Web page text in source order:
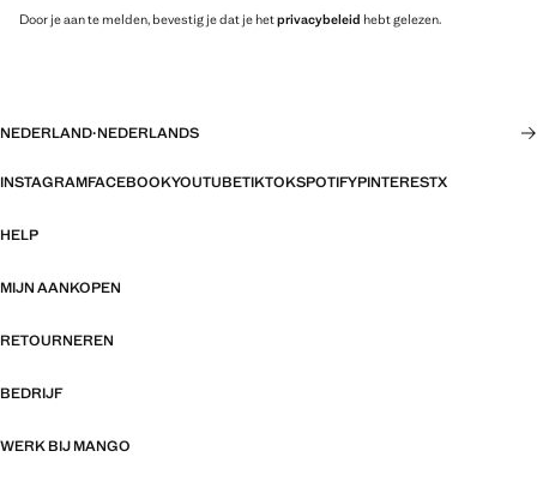
Door je aan te melden, bevestig je dat je hetprivacybeleid hebt gelezen.
NEDERLAND·NEDERLANDS
INSTAGRAMFACEBOOKYOUTUBETIKTOKSPOTIFYPINTERESTX
HELP
MIJN AANKOPEN
RETOURNEREN
BEDRIJF
WERK BIJ MANGO